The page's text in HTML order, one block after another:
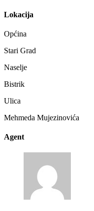
Lokacija
Općina
Stari Grad
Naselje
Bistrik
Ulica
Mehmeda Mujezinovića
Agent